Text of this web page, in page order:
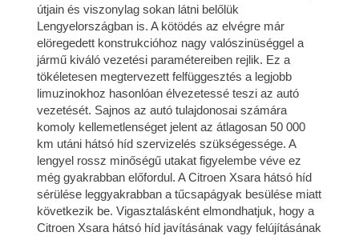
útjain és viszonylag sokan látni belőlük
Lengyelországban is. A kötödés az elvégre már
elöregedett konstrukcióhoz nagy valószinüséggel a
jármű kiváló vezetési paramétereiben rejlik. Ez a
tökéletesen megtervezett felfüggesztés a legjobb
limuzinokhoz hasonlóan élvezetessé teszi az autó
vezetését. Sajnos az autó tulajdonosai számára
komoly kellemetlenséget jelent az átlagosan 50 000
km utáni hátsó híd szervizelés szükségessége. A
lengyel rossz minőségű utakat figyelembe véve ez
még gyakrabban előfordul. A Citroen Xsara hátsó híd
sérülése leggyakrabban a tűcsapágyak besülése miatt
következik be. Vigasztalásként elmondhatjuk, hogy a
Citroen Xsara hátsó híd javításának vagy felújításának